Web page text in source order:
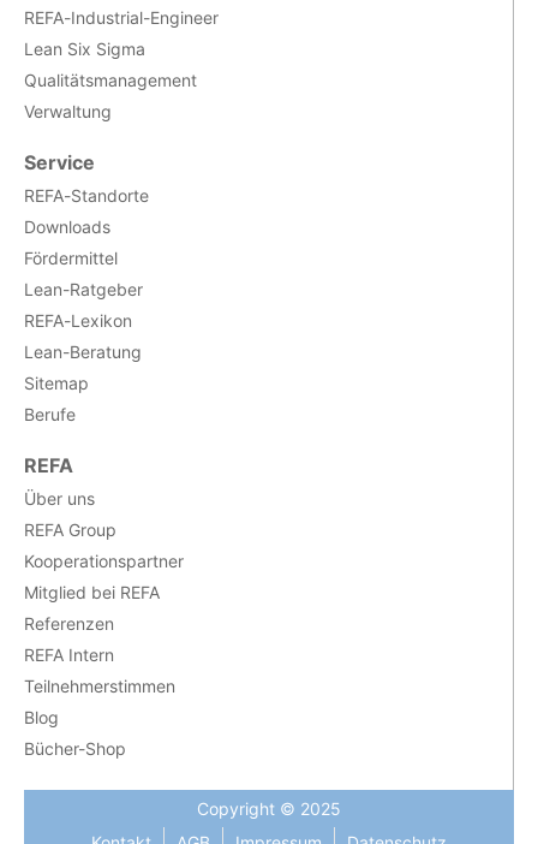
REFA-Industrial-Engineer
Lean Six Sigma
Qualitätsmanagement
Verwaltung
Service
REFA-Standorte
Downloads
Fördermittel
Lean-Ratgeber
REFA-Lexikon
Lean-Beratung
Sitemap
Berufe
REFA
Über uns
REFA Group
Kooperationspartner
Mitglied bei REFA
Referenzen
REFA Intern
Teilnehmerstimmen
Blog
Bücher-Shop
Copyright © 2025